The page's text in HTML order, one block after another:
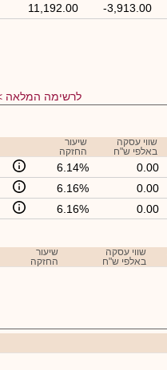
-3,913.00
11,192.00
לרשימה המלאה
שווי עסקה
באלפי ש"ח
שיעור
החזקה
0.00
6.14%
0.00
6.16%
0.00
6.16%
שווי עסקה
באלפי ש"ח
שיעור
החזקה